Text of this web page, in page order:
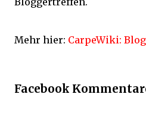
Mehr hier: CarpeWiki:
Facebook